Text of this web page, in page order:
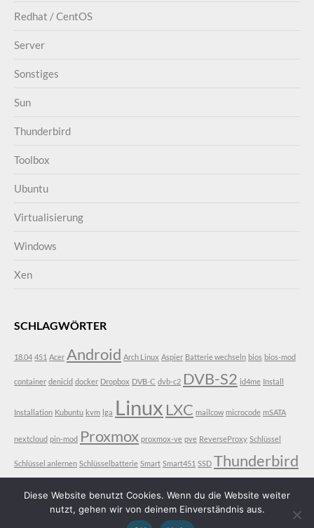
Redhat / CentOS
Server
Sonstiges
Sun
Thunderbird
Toolbox
Ubuntu
Virtualisierung
Windows
Xen
SCHLAGWÖRTER
18.04 451 Acer Android Arch Linux Aspier Batterie wechseln bios bios-mod
container denicid docker Dropbox DVB-C dvb-c2 DVB-S2 id4me Install
Installation Kubuntu kvm lga Linux LXC mailcow microcode mSATA
nextcloud pin-mod Proxmox proxmox-ve pve ReverseProxy Schlüssel
Schlüssel anlernen Schlüsselbatterie Smart Smart451 SSD Thunderbird
Diese Website benutzt Cookies. Wenn du die Website weiter
nutzt, gehen wir von deinem Einverständnis aus.